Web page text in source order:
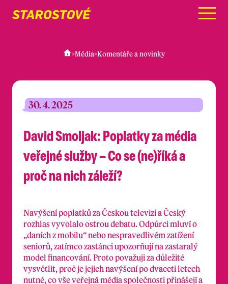
Menu
>Média>Komentáře a novinky
30. 4. 2025
David Smoljak: Poplatky za média
veřejné služby – Co se (ne)říká a
proč na nich záleží?
Navýšení poplatků za Českou televizi a Český
rozhlas vyvolalo ostrou debatu. Odpůrci mluví o
„daních z mobilu“ nebo nespravedlivém zatížení
seniorů, zatímco zastánci upozorňují na zastaralý
model financování. Proto považuji za důležité
vysvětlit, proč je jejich navýšení po dvaceti letech
nutné, co vše veřejná média společnosti přinášejí a